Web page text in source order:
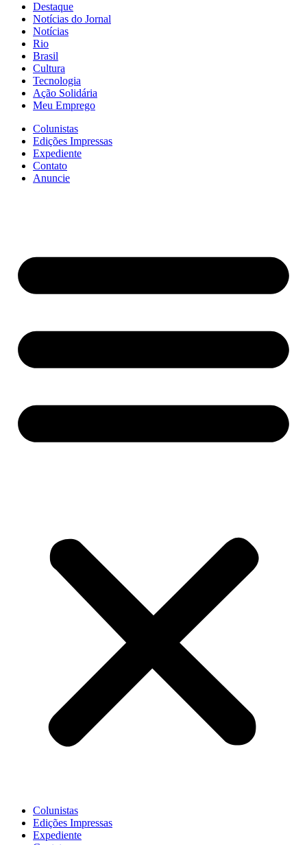
Destaque
Notícias do Jornal
Notícias
Rio
Brasil
Cultura
Tecnologia
Ação Solidária
Meu Emprego
Colunistas
Edições Impressas
Expediente
Contato
Anuncie
Colunistas
Edições Impressas
Expediente